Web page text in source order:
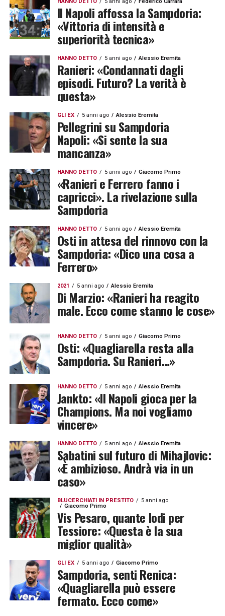
Il Napoli affossa la Sampdoria:
«Vittoria di intensità e
superiorità tecnica»
HANNO DETTO 5 anni ago Alessio Eremita
Ranieri: «Condannati dagli
episodi. Futuro? La verità è
questa»
GLI EX 5 anni ago Alessio Eremita
Pellegrini su Sampdoria
Napoli: «Si sente la sua
mancanza»
HANNO DETTO 5 anni ago Giacomo Primo
«Ranieri e Ferrero fanno i
capricci». La rivelazione sulla
Sampdoria
HANNO DETTO 5 anni ago Alessio Eremita
Osti in attesa del rinnovo con la
Sampdoria: «Dico una cosa a
Ferrero»
2021 5 anni ago Alessio Eremita
Di Marzio: «Ranieri ha reagito
male. Ecco come stanno le cose»
HANNO DETTO 5 anni ago Giacomo Primo
Osti: «Quagliarella resta alla
Sampdoria. Su Ranieri…»
HANNO DETTO 5 anni ago Alessio Eremita
Jankto: «Il Napoli gioca per la
Champions. Ma noi vogliamo
vincere»
HANNO DETTO 5 anni ago Alessio Eremita
Sabatini sul futuro di Mihajlovic:
«È ambizioso. Andrà via in un
caso»
BLUCERCHIATI IN PRESTITO
5 anni ago
Giacomo Primo
Vis Pesaro, quante lodi per
Tessiore: «Questa è la sua
miglior qualità»
GLI EX 5 anni ago Giacomo Primo
Sampdoria, senti Renica:
«Quagliarella può essere
fermato. Ecco come»